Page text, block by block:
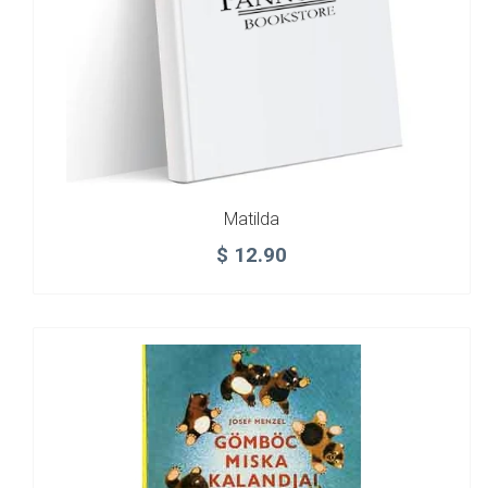
Matilda
$ 12.90